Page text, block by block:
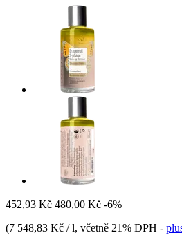
452,93 Kč 480,00 Kč -6%
(7 548,83 Kč / l, včetně 21% DPH -